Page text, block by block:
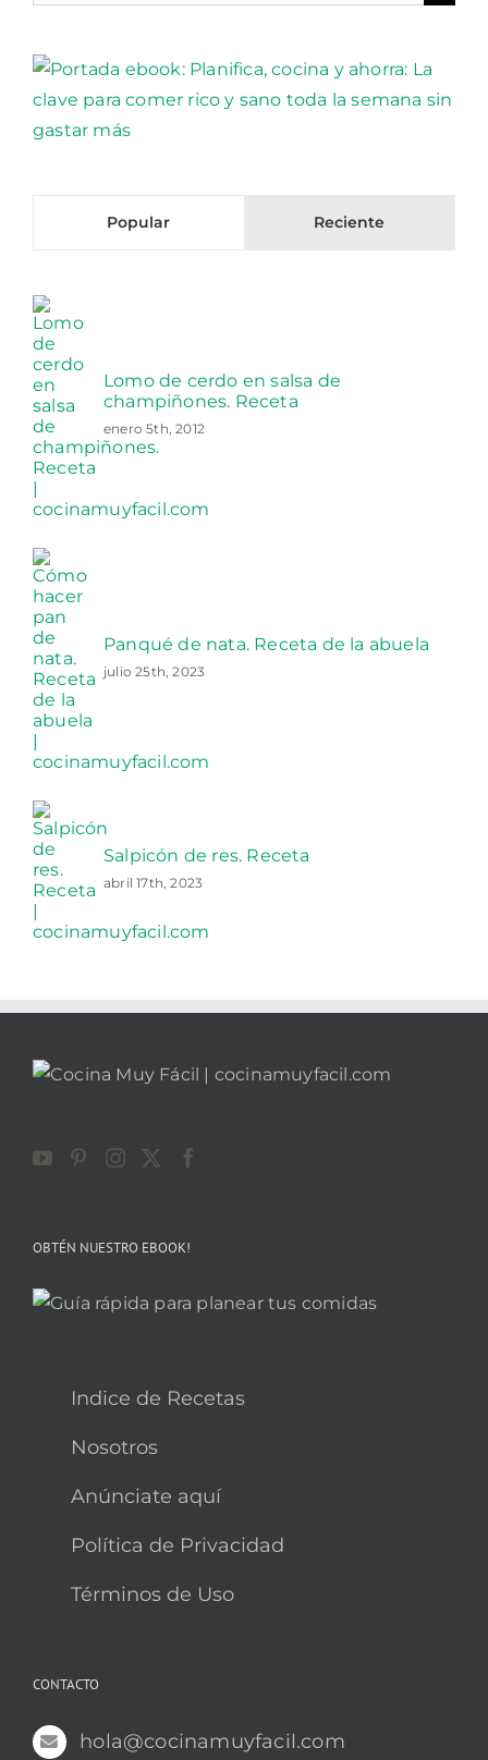
Popular Reciente
Lomo de cerdo en salsa de
champiñones. Receta
enero 5th, 2012
Panqué de nata. Receta de la abuela
julio 25th, 2023
Salpicón de res. Receta
abril 17th, 2023
OBTÉN NUESTRO EBOOK!
Indice de Recetas
Nosotros
Anúnciate aquí
Política de Privacidad
Términos de Uso
CONTACTO
hola@cocinamuyfacil.com